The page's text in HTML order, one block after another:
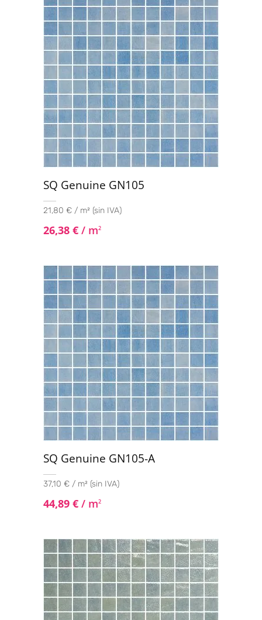
SQ Genuine GN105
21,80 € / m² (sin IVA)
26,38 € / m2
SQ Genuine GN105-A
37,10 € / m² (sin IVA)
44,89 € / m2